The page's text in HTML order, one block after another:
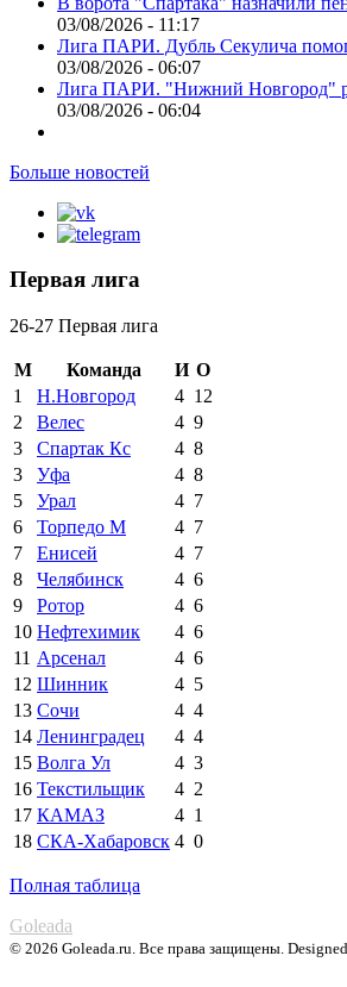
03/08/2026 - 11:17
Лига ПАРИ. Дубль Секулича
03/08/2026 - 06:07
Лига ПАРИ. "Нижний Новгород"
03/08/2026 - 06:04
Больше новостей
Первая лига
26-27 Первая лига
М Команда И О
1
Н.Новгород 4 12
2
Велес 4 9
3
Спартак Кс 4 8
3
Уфа 4 8
5
Урал 4 7
6
Торпедо М 4 7
7
Енисей 4 7
8
Челябинск 4 6
9
Ротор 4 6
10 Нефтехимик 4 6
11 Арсенал 4 6
12 Шинник 4 5
13 Сочи 4 4
14 Ленинградец 4 4
15 Волга Ул 4 3
16 Текстильщик 4 2
17 КАМАЗ 4 1
18 СКА-Хабаровск 4 0
Полная таблица
Goleada
© 2026 Goleada.ru. Все права защищены.